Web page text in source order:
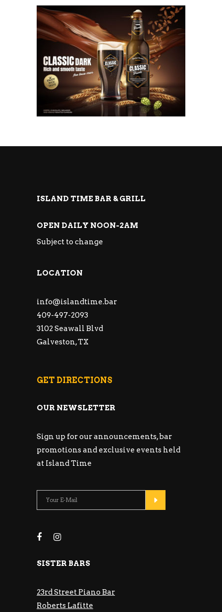
ISLAND TIME BAR & GRILL
OPEN DAILY NOON-2AM
Subject to change
LOCATION
info@islandtime.bar
409-497-2093
3102 Seawall Blvd
Galveston, TX
GET DIRECTIONS
OUR NEWSLETTER
Sign up for our announcements, bar
promotions and exclusive events held
at Island Time
SISTER BARS
23rd Street Piano Bar
Roberts Lafitte